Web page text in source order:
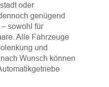
oder
genügend
sowohl für
Alle Fahrzeuge
und
Wunsch können